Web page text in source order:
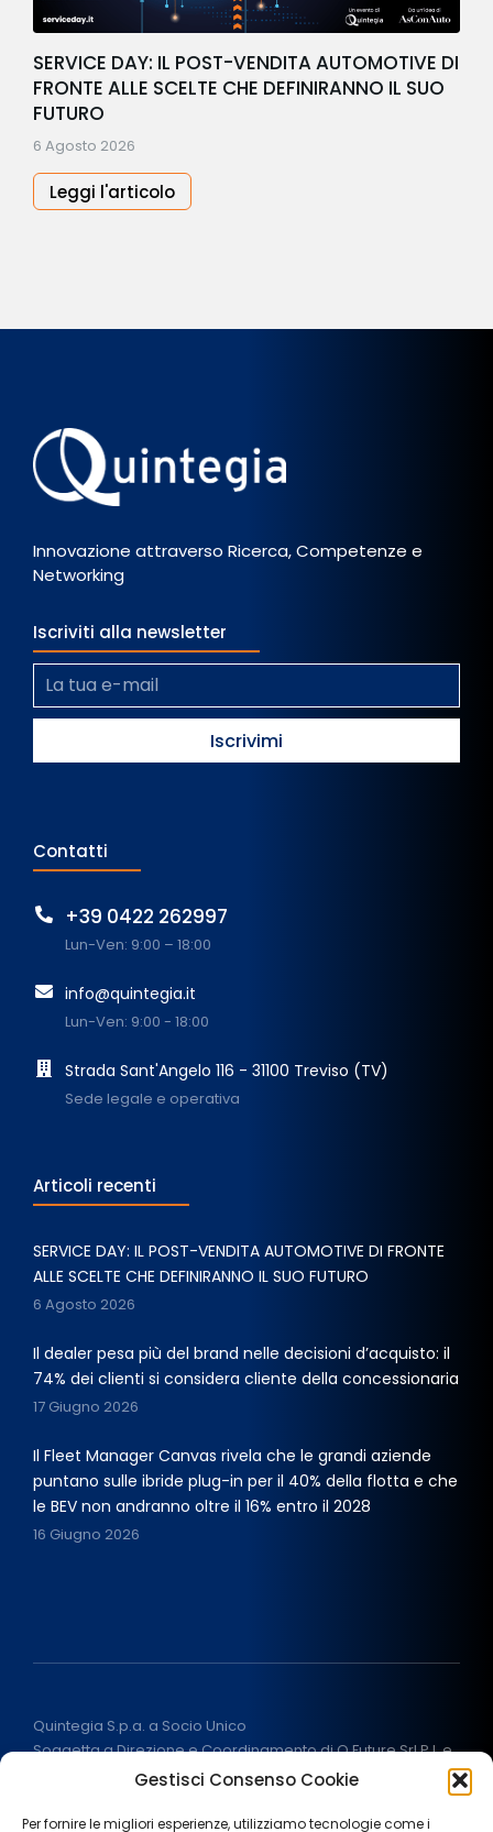
Gestisci Consenso Cookie
Per fornire le migliori esperienze, utilizziamo tecnologie come i
SERVICE DAY: IL POST-VENDITA AUTOMOTIVE DI
FRONTE ALLE SCELTE CHE DEFINIRANNO IL SUO
FUTURO
6 Agosto 2026
Leggi l'articolo
Innovazione attraverso Ricerca, Competenze e
Networking
Iscriviti alla newsletter
Contatti
+39 0422 262997
Lun-Ven: 9:00 – 18:00
info@quintegia.it
Lun-Ven: 9:00 - 18:00
Strada Sant'Angelo 116 - 31100 Treviso (TV)
Sede legale e operativa
Articoli recenti
SERVICE DAY: IL POST-VENDITA AUTOMOTIVE DI FRONTE
ALLE SCELTE CHE DEFINIRANNO IL SUO FUTURO
6 Agosto 2026
Il dealer pesa più del brand nelle decisioni d’acquisto: il
74% dei clienti si considera cliente della concessionaria
17 Giugno 2026
Il Fleet Manager Canvas rivela che le grandi aziende
puntano sulle ibride plug-in per il 40% della flotta e che
le BEV non andranno oltre il 16% entro il 2028
16 Giugno 2026
Quintegia S.p.a. a Socio Unico
Soggetta a Direzione e Coordinamento di Q Future Srl P.I. e
C.F. 05507380268
ALL RIGHT RESERVED 2026